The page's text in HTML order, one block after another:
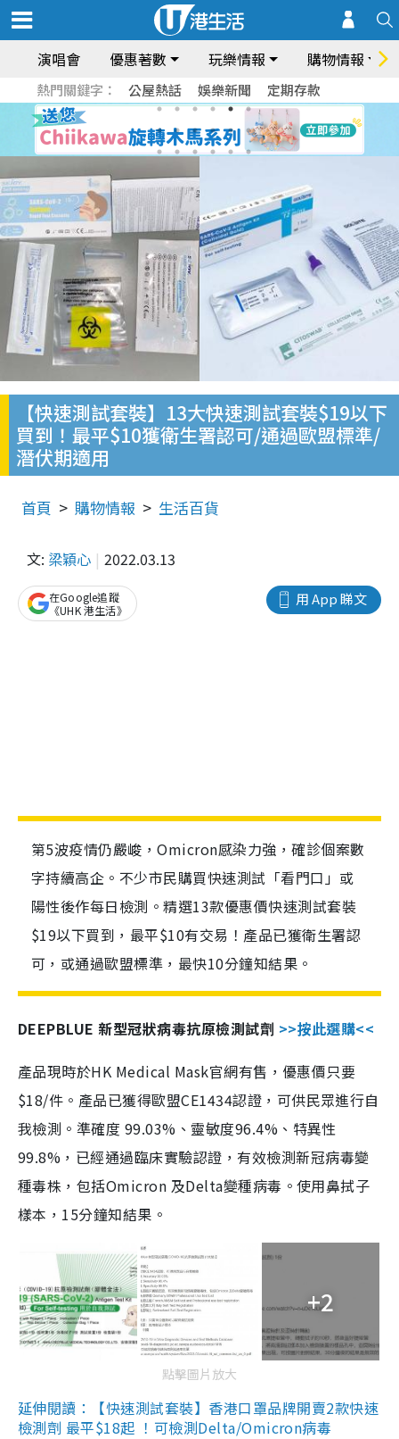
演唱會 優惠著數 玩樂情報 購物情報
熱門關鍵字： 公屋熱話 娛樂新聞 定期存款
【快速測試套裝】13大快速測試套裝$19以下
買到！最平$10獲衛生署認可/通過歐盟標準/
潛伏期適用
首頁 購物情報 生活百貨
文: 梁穎心 2022.03.13
用 App 睇文
在Google追蹤
《UHK 港生活》
第5波疫情仍嚴峻，Omicron感染力強，確診個案數
字持續高企。不少市民購買快速測試「看門口」或
陽性後作每日檢測。精選13款優惠價快速測試套裝
$19以下買到，最平$10有交易！產品已獲衛生署認
可，或通過歐盟標準，最快10分鐘知結果。
DEEPBLUE 新型冠狀病毒抗原檢測試劑 >>按此選購<<
產品現時於HK Medical Mask官網有售，優惠價只要
$18/件。產品已獲得歐盟CE1434認證，可供民眾進行自
我檢測。準確度 99.03%、靈敏度96.4%、特異性
99.8%，已經通過臨床實驗認證，有效檢測新冠病毒變
種毒株，包括Omicron 及Delta變種病毒。使用鼻拭子
樣本，15分鐘知結果。
+2
點擊圖片放大
延伸閱讀：【快速測試套裝】香港口罩品牌開賣2款快速
檢測劑 最平$18起 ！可檢測Delta/Omicron病毒